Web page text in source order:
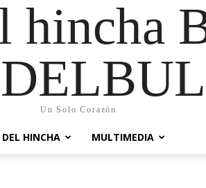
Un Solo Corazón
HINCHA MULTIMEDIA